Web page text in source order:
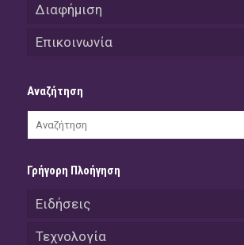
Διαφήμιση
Επικοινωνία
Αναζήτηση
Γρήγορη Πλοήγηση
Ειδήσεις
Τεχνολογία